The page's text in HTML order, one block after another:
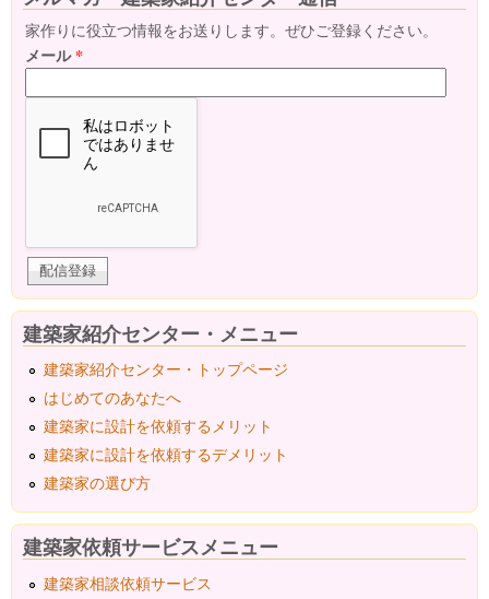
家作りに役立つ情報をお送りします。ぜひご登録ください。
メール*
建築家紹介センター・メニュー
建築家紹介センター・トップページ
はじめてのあなたへ
建築家に設計を依頼するメリット
建築家に設計を依頼するデメリット
建築家の選び方
建築家依頼サービスメニュー
建築家相談依頼サービス